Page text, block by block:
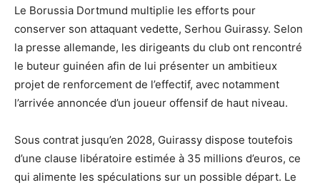
Le Borussia Dortmund multiplie les efforts pour
conserver son attaquant vedette, Serhou Guirassy. Selon
la presse allemande, les dirigeants du club ont rencontré
le buteur guinéen afin de lui présenter un ambitieux
projet de renforcement de l’effectif, avec notamment
l’arrivée annoncée d’un joueur offensif de haut niveau.
Sous contrat jusqu’en 2028, Guirassy dispose toutefois
d’une clause libératoire estimée à 35 millions d’euros, ce
qui alimente les spéculations sur un possible départ. Le